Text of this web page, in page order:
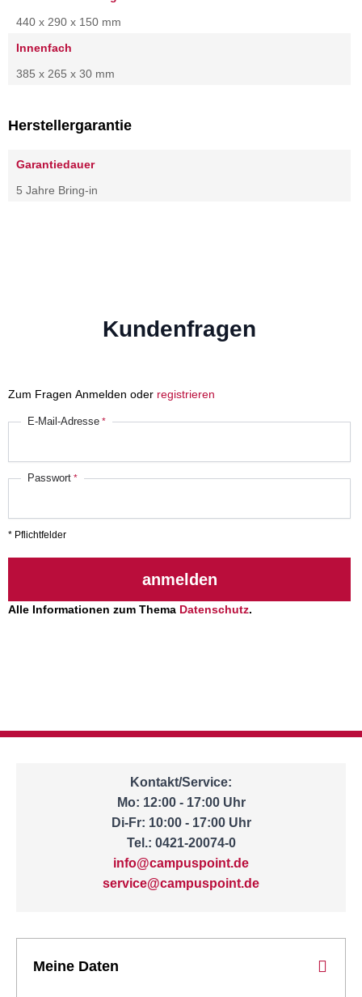
440 x 290 x 150 mm
Innenfach
385 x 265 x 30 mm
Herstellergarantie
Garantiedauer
5 Jahre Bring-in
Kundenfragen
Zum Fragen Anmelden oder registrieren
E-Mail-Adresse
Passwort
* Pflichtfelder
anmelden
Alle Informationen zum Thema Datenschutz.
Kontakt/Service:
Mo: 12:00 - 17:00 Uhr
Di-Fr: 10:00 - 17:00 Uhr
Tel.: 0421-20074-0
info@campuspoint.de
service@campuspoint.de
Meine Daten